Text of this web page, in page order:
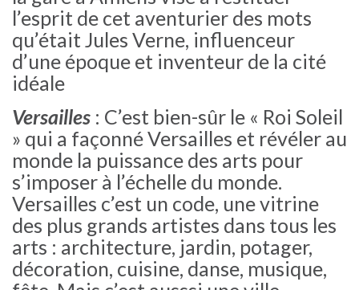
l’esprit de cet aventurier des mots
qu’était Jules Verne, influenceur
d’une époque et inventeur de la cité
idéale
Versailles : C’est bien-sûr le « Roi Soleil
» qui a façonné Versailles et révéler au
monde la puissance des arts pour
s’imposer à l’échelle du monde.
Versailles c’est un code, une vitrine
des plus grands artistes dans tous les
arts : architecture, jardin, potager,
décoration, cuisine, danse, musique,